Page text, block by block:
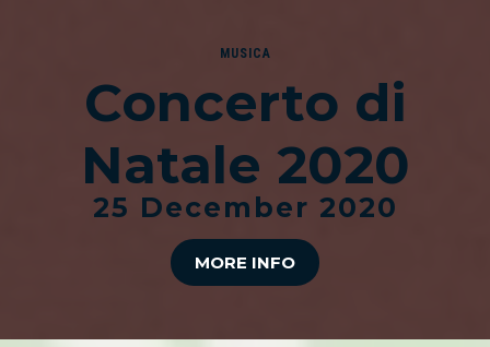
MUSICA
Concerto di
Natale 2020
25 December 2020
MORE INFO